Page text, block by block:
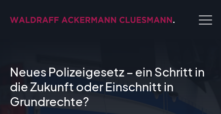
Neues Polizeigesetz – ein Schritt in
die Zukunft oder Einschnitt in
Grundrechte?